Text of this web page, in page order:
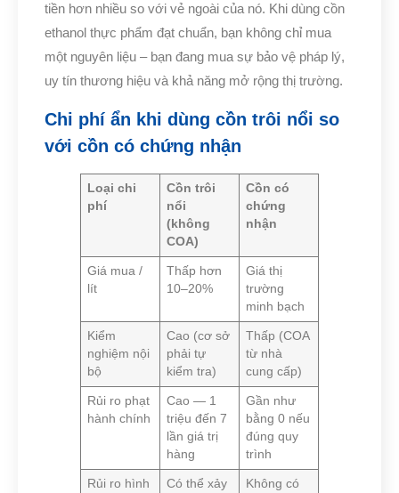
tiền hơn nhiều so với vẻ ngoài của nó. Khi dùng cồn
ethanol thực phẩm đạt chuẩn, bạn không chỉ mua
một nguyên liệu – bạn đang mua sự bảo vệ pháp lý,
uy tín thương hiệu và khả năng mở rộng thị trường.
Chi phí ẩn khi dùng cồn trôi nổi so
với cồn có chứng nhận
Loại chi
phí
Cồn trôi
nổi
(không
COA)
Cồn có
chứng
nhận
Giá mua /
lít
Thấp hơn
10–20%
Giá thị
trường
minh bạch
Kiểm
nghiệm nội
bộ
Cao (cơ sở
phải tự
kiểm tra)
Thấp (COA
từ nhà
cung cấp)
Rủi ro phạt
hành chính
Cao — 1
triệu đến 7
lần giá trị
hàng
Gần như
bằng 0 nếu
đúng quy
trình
Rủi ro hình
Có thể xảy
Không có